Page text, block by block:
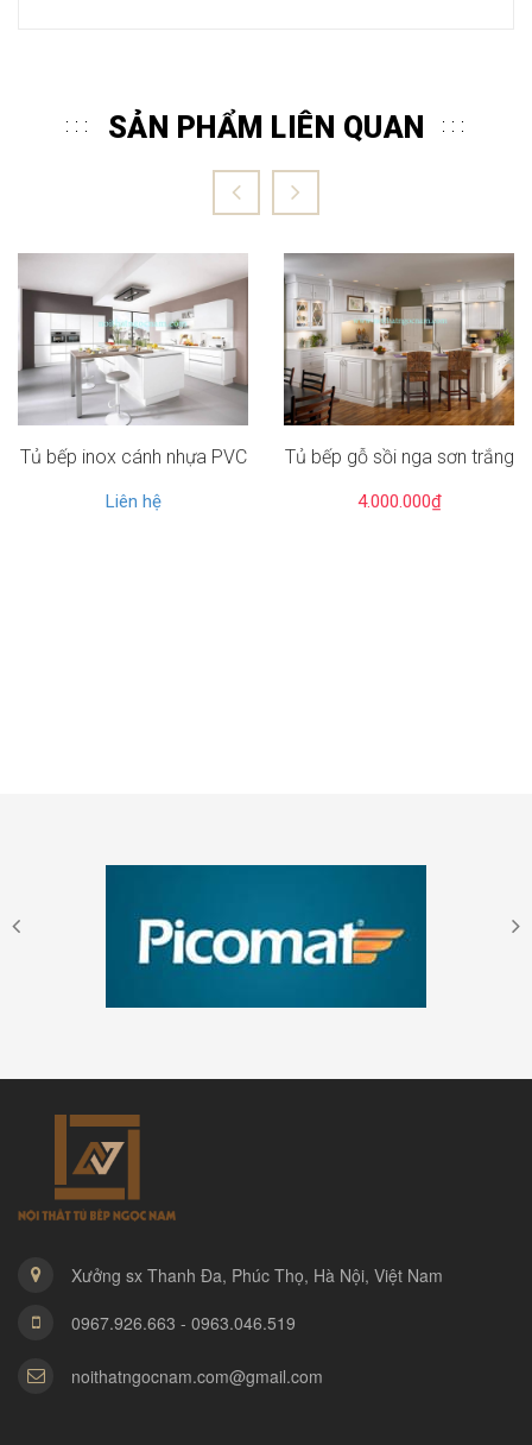
SẢN PHẨM LIÊN QUAN
Tủ bếp inox cánh nhựa PVC
Liên hệ
Tủ bếp gỗ sồi nga sơn trắng
4.000.000₫
Xưởng sx Thanh Đa, Phúc Thọ, Hà Nội, Việt Nam
0967.926.663 - 0963.046.519
noithatngocnam.com@gmail.com